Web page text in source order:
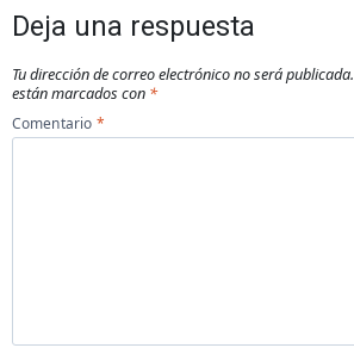
Deja una respuesta
Tu dirección de correo electrónico no será publicada.
están marcados con *
Comentario *